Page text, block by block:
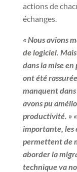
actions de
échanges.
« Nous avions
de logiciel.
dans la mise
ont été
manquent
avons pu
productivité. »
importante, les
permettent de
aborder la
technique va